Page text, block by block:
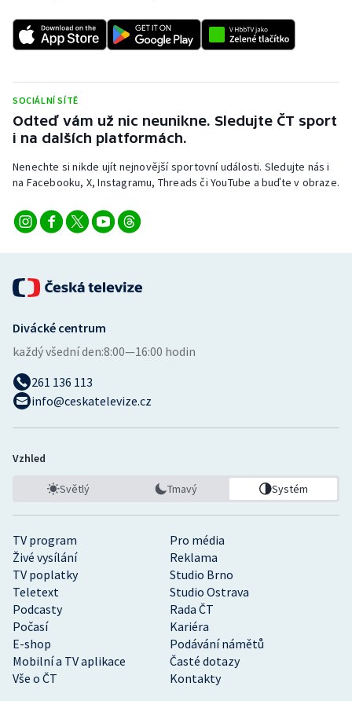
Triatlon
Veslování
Vodní slalom
Volejbal
SOCIÁLNÍ SÍTĚ
Odteď vám už nic neunikne. Sledujte ČT sport
i na dalších platformách.
Nenechte si nikde ujít nejnovější sportovní události. Sledujte nás i
na Facebooku, X, Instagramu, Threads či YouTube a buďte v obraze.
TV program
Pro média
Živé vysílání
Reklama
TV poplatky
Studio Brno
Teletext
Studio Ostrava
Podcasty
Rada ČT
Počasí
Kariéra
E-shop
Podávání námětů
Mobilní a TV aplikace
Časté dotazy
Vše o ČT
Kontakty
Divácké centrum
každý všední den:8:00—16:00 hodin
261 136 113
info@ceskatelevize.cz
Vzhled
Světlý Tmavý Systém